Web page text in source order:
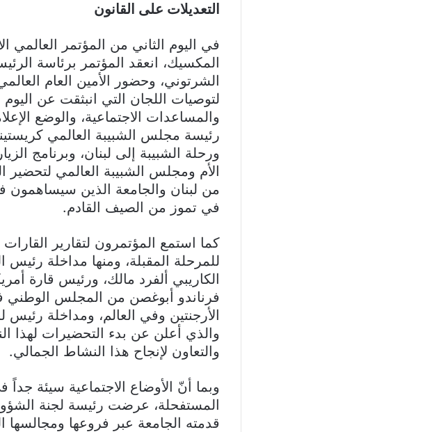
التعديلات على القانون
في اليوم الثاني من المؤتمر العالمي
المكسيك، انعقد المؤتمر برئاسة
الشرتوني، وحضور الأمين العام
لتوصيات اللجان التي انبثقت عن اليوم
والمساعدات الاجتماعية، والوضع
ورحلة الشبيبة إلى لبنان، وبرنامج
الأم ومجلس الشبيبة العالمي لتحضير
من لبنان والجامعة الذين سيساهمون
في تموز من الصيف القادم.
كما استمع المؤتمرون لتقارير
للمرحلة المقبلة، ومنها مداخلة رئيس
الكاريبي ألفرد مالك، ورئيس قارة
فرناندو أبوغصن من المجلس الوطني
الأرجنتين وفي العالم، ومداخلة
والذي أعلن عن بدء التحضيرات لهذا
والتعاون لإنجاح هذا النشاط الجمالي.
وبما أنّ الأوضاع الاجتماعية سيئة جداً
المستفحلة، عرضت رئيسة لجنة الشؤون
قدمته الجامعة عبر فروعها ومجالسها